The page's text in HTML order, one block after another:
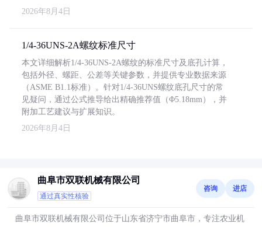
2026年8月4日
1/4-36UNS-2A螺纹标准尺寸
本文详细解析1/4-36UNS-2A螺纹的标准尺寸及底孔计算，
包括外径、螺距、公差等关键参数，并提供专业数据来源
（ASME B1.1标准）。针对1/4-36UNS螺纹底孔尺寸的常
见疑问，通过公式推导给出精确推荐值（Φ5.18mm），并
附加工艺建议与扩展知识。
2026年8月4日
曲阜市双联机械有限公司
通过真实性核验
咨询 进店
曲阜市双联机械有限公司位于山东省济宁市曲阜市，专注农业机